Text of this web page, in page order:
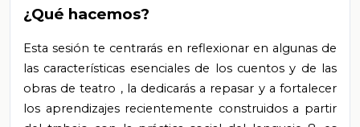
¿Qué hacemos?
Esta sesiónte centrarás en reflexionar en algunas de
las características esenciales de los cuentos y de las
obras de teatro , la dedicarás a repasar y a fortalecer
los aprendizajes recientemente construidos a partir